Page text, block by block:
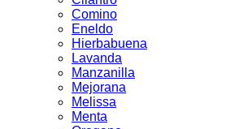
Comino
Eneldo
Hierbabuena
Lavanda
Manzanilla
Mejorana
Melissa
Menta